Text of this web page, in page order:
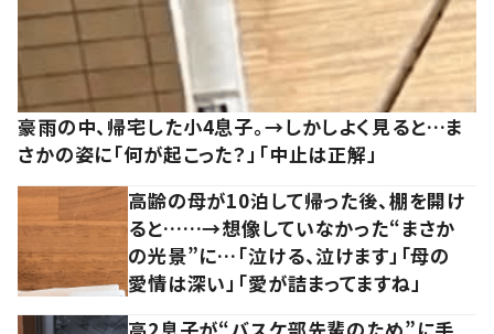
豪雨の中、帰宅した小4息子。→しかしよく見ると…ま
さかの姿に「何が起こった？」「中止は正解」
高齢の母が10泊して帰った後、棚を開け
ると……→想像していなかった“まさか
の光景”に…「泣ける、泣けます」「母の
愛情は深い」「愛が詰まってますね」